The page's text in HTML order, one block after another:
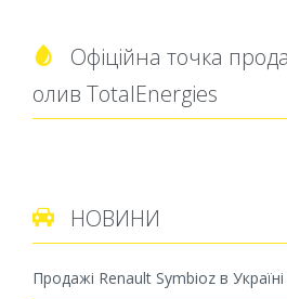

Офіційна точка
олив TotalEnergies
 НОВИНИ
Продажі Renault Symbioz в